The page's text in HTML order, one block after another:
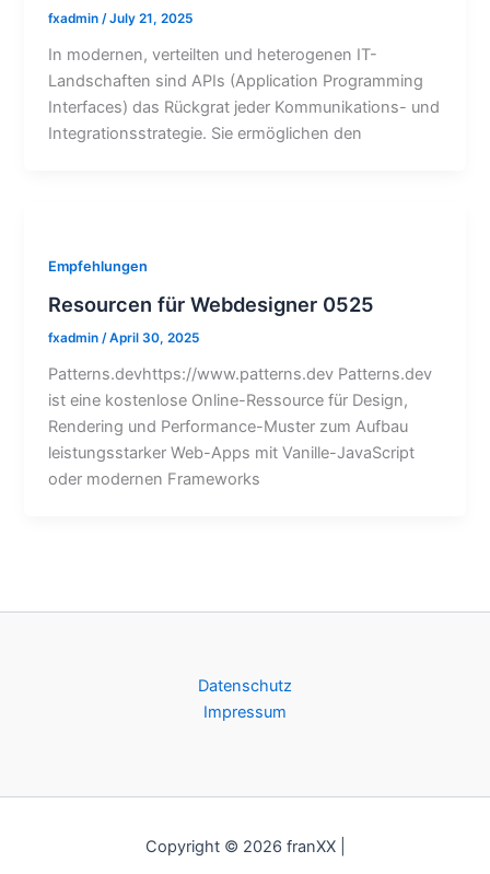
fxadmin/July 21, 2025
In modernen, verteilten und heterogenen IT-
Landschaften sind APIs (Application Programming
Interfaces) das Rückgrat jeder Kommunikations- und
Integrationsstrategie. Sie ermöglichen den
Empfehlungen
Resourcen für Webdesigner 0525
fxadmin/April 30, 2025
Patterns.devhttps://www.patterns.dev Patterns.dev
ist eine kostenlose Online-Ressource für Design,
Rendering und Performance-Muster zum Aufbau
leistungsstarker Web-Apps mit Vanille-JavaScript
oder modernen Frameworks
Datenschutz
Impressum
Copyright © 2026 franXX |